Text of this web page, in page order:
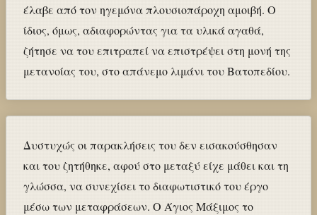
έλαβε από τον ηγεμόνα πλουσιοπάροχη αμοιβή. Ο
ίδιος, όμως, αδιαφορώντας για τα υλικά αγαθά,
ζήτησε να του επιτραπεί να επιστρέψει στη μονή της
μετανοίας του, στο απάνεμο λιμάνι του Βατοπεδίου.
Δυστυχώς οι παρακλήσεις του δεν εισακούσθησαν
και του ζητήθηκε, αφού στο μεταξύ είχε μάθει και τη
γλώσσα, να συνεχίσει το διαφωτιστικό του έργο
μέσω των μεταφράσεων. Ο Άγιος Μάξιμος το